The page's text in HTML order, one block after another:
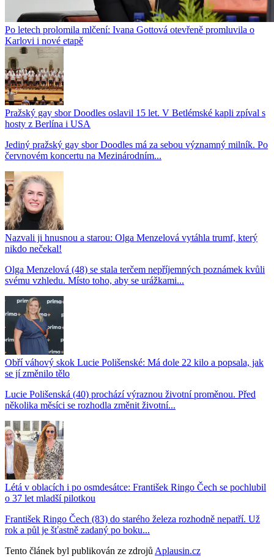
Po letech prolomila mlčení: Ivana Gottová otevřeně promluvila o
Karlovi i nové etapě
Pražský gay sbor Doodles oslavil 15 let. V Betlémské kapli zpíval s
hosty z Berlína i USA
Jediný pražský gay sbor Doodles má za sebou významný milník. Po
červnovém koncertu na Mezinárodním...
Nazvali ji hnusnou a starou: Olga Menzelová vytáhla trumf, který
nikdo nečekal!
Olga Menzelová (48) se stala terčem nepříjemných poznámek kvůli
svému vzhledu. Místo toho, aby se urážkami...
Obří váhový skok Lucie Polišenské: Má dole 22 kilo a popsala, jak
se jí změnilo tělo
Lucie Polišenská (40) prochází výraznou životní proměnou. Před
několika měsíci se rozhodla změnit životní...
Létá v oblacích i po osmdesátce: František Ringo Čech se pochlubil
o 37 let mladší pilotkou
František Ringo Čech (83) do starého železa rozhodně nepatří. Už
rok a půl je šťastně zadaný po boku...
Tento článek byl publikován ze zdrojů Aplausin.cz